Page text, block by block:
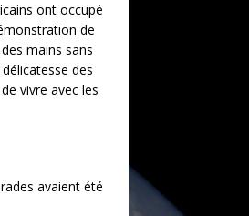
ont occupé
de
mains sans
des
vivre avec les
avaient été